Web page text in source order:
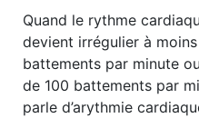
Quand le rythme
devient irrégulier à
battements par minute
de 100 battements par
parle d’arythmie